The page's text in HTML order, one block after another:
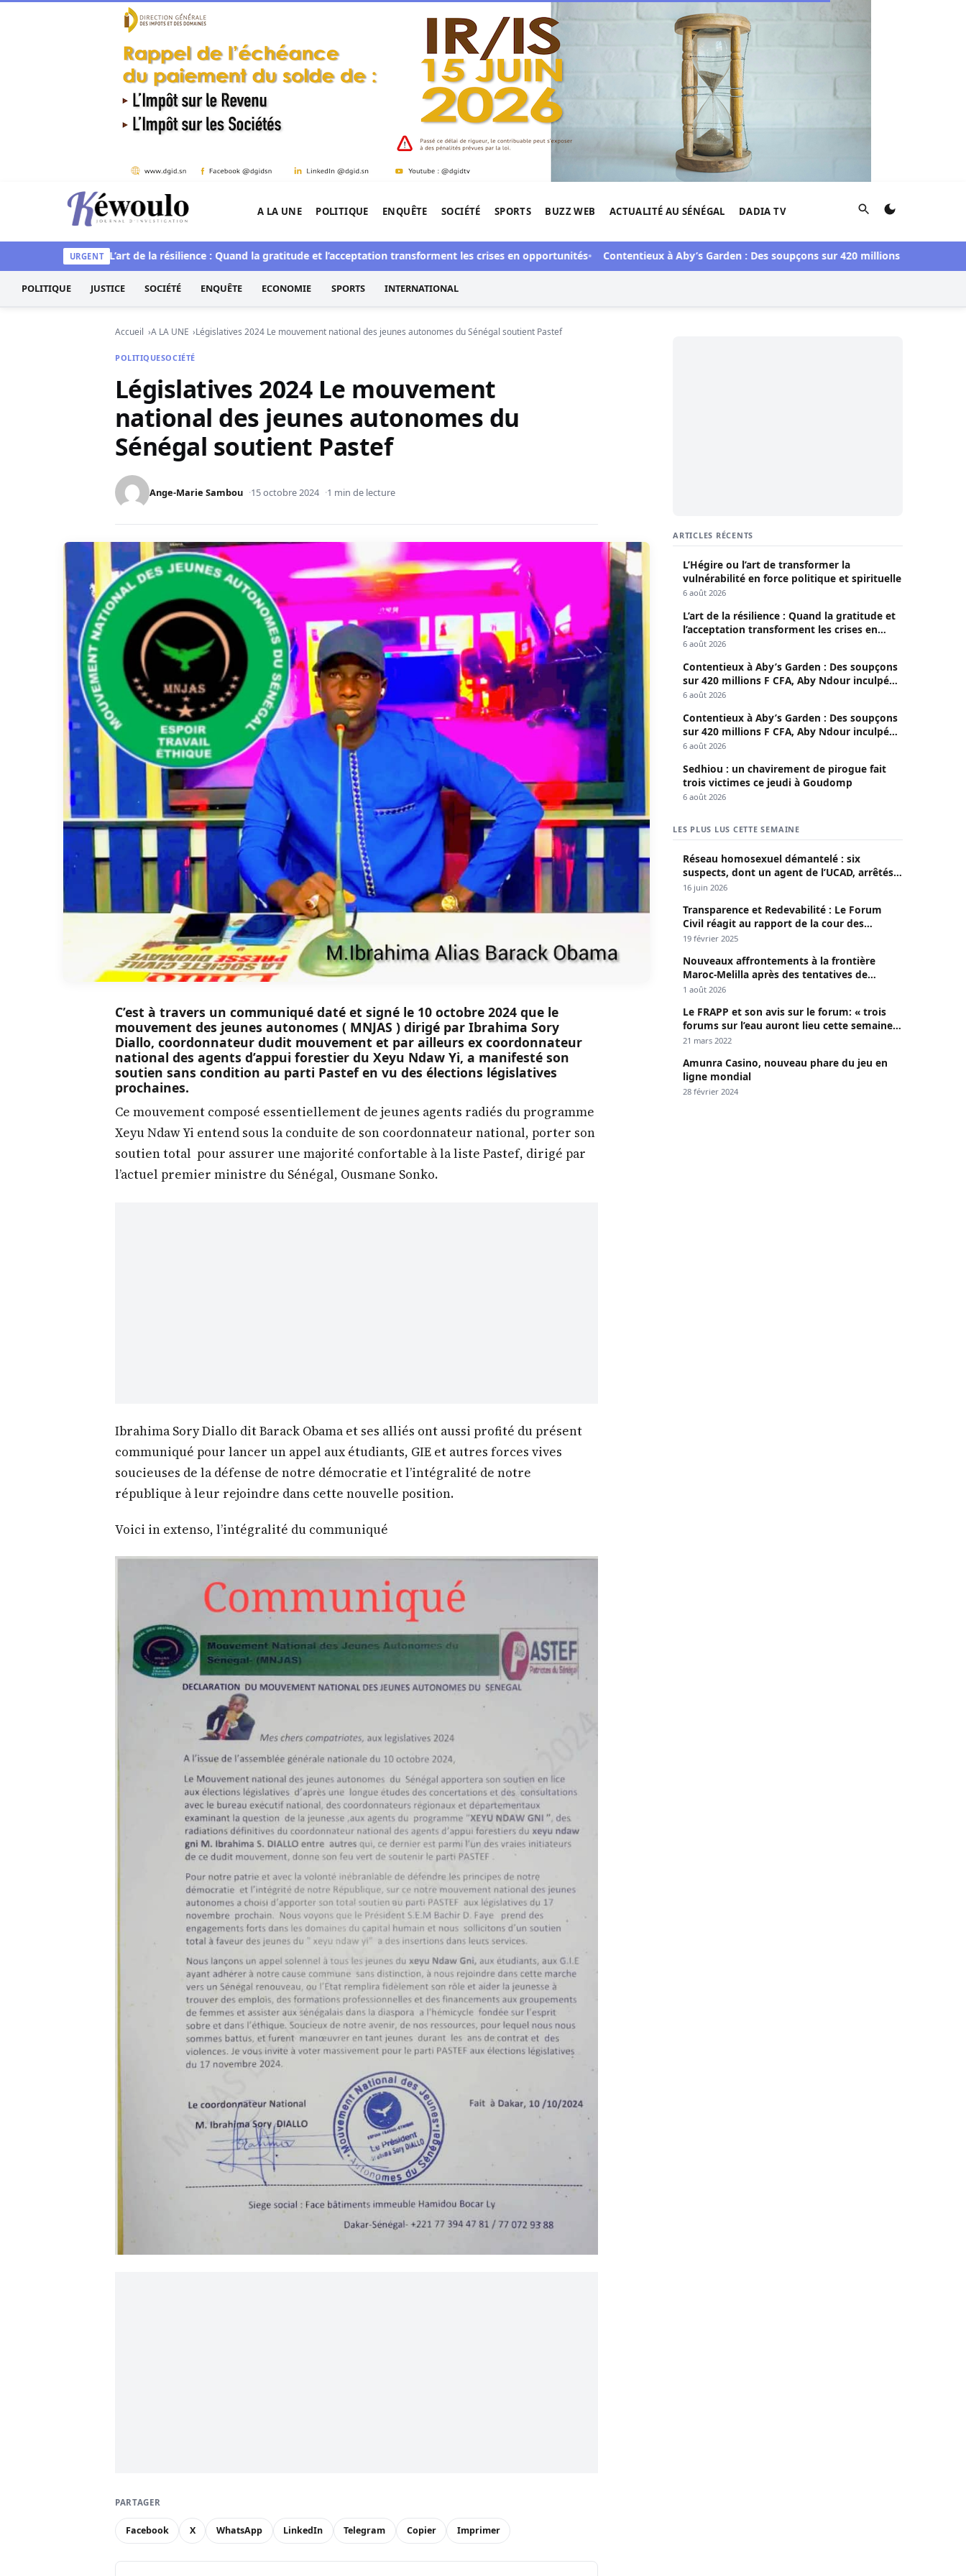
Aller au contenu
Kéwoulo, le premier site d'information et d'investigation de l'Afrique.
A LA UNE POLITIQUE ENQUÊTE SOCIÉTÉ SPORTS BUZZ WEB ACTUALITÉ AU SÉNÉGAL DADIA TV Rechercher
URGENT
L’art de la résilience : Quand la gratitude et l’acceptation transforment les crises en opportunités Contentieux à Aby’s Garden : Des soupçons sur 420 millions F CFA, Aby Ndour
POLITIQUE JUSTICE SOCIÉTÉ ENQUÊTE ECONOMIE SPORTS INTERNATIONAL
Accueil A LA UNE Législatives 2024 Le mouvement national des jeunes autonomes du Sénégal soutient Pastef
POLITIQUESOCIÉTÉ
Législatives 2024 Le mouvement
national des jeunes autonomes du
Sénégal soutient Pastef
Ange-Marie Sambou 15 octobre 2024 1 min de lecture
C’est à travers un communiqué daté et signé le 10 octobre 2024 que le
mouvement des jeunes autonomes ( MNJAS ) dirigé par Ibrahima Sory
Diallo, coordonnateur dudit mouvement et par ailleurs ex coordonnateur
national des agents d’appui forestier du Xeyu Ndaw Yi, a manifesté son
soutien sans condition au parti Pastef en vu des élections législatives
prochaines.
Ce mouvement composé essentiellement de jeunes agents radiés du programme
Xeyu Ndaw Yi entend sous la conduite de son coordonnateur national, porter son
soutien total pour assurer une majorité confortable à la liste Pastef, dirigé par
l’actuel premier ministre du Sénégal, Ousmane Sonko.
Ibrahima Sory Diallo dit Barack Obama et ses alliés ont aussi profité du présent
communiqué pour lancer un appel aux étudiants, GIE et autres forces vives
soucieuses de la défense de notre démocratie et l’intégralité de notre
république à leur rejoindre dans cette nouvelle position.
Voici in extenso, l’intégralité du communiqué
PARTAGER
Facebook X WhatsApp LinkedIn Telegram Copier Imprimer
ARTICLES RÉCENTS
L’Hégire ou l’art de transformer la
vulnérabilité en force politique et spirituelle
6 août 2026
L’art de la résilience : Quand la gratitude et
l’acceptation transforment les crises en
opportunités
6 août 2026
Contentieux à Aby’s Garden : Des soupçons
sur 420 millions F CFA, Aby Ndour inculpée
pour abus de biens sociaux
6 août 2026
Contentieux à Aby’s Garden : Des soupçons
sur 420 millions F CFA, Aby Ndour inculpée
pour abus de biens sociaux
6 août 2026
Sedhiou : un chavirement de pirogue fait
trois victimes ce jeudi à Goudomp
6 août 2026
LES PLUS LUS CETTE SEMAINE
Réseau homosexuel démantelé : six
suspects, dont un agent de l’UCAD, arrêtés à
Keur Massar ; l’un avoue avoir propagé le
16 juin 2026
Transparence et Redevabilité : Le Forum
Civil réagit au rapport de la cour des
comptes
19 février 2025
Nouveaux affrontements à la frontière
Maroc-Melilla après des tentatives de
passage
1 août 2026
Le FRAPP et son avis sur le forum: « trois
forums sur l’eau auront lieu cette semaine à
Dakar »
21 mars 2022
Amunra Casino, nouveau phare du jeu en
ligne mondial
28 février 2024